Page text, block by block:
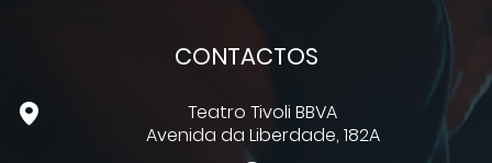
CONTACTOS
Teatro Tivoli BBVA
Avenida da Liberdade, 182A